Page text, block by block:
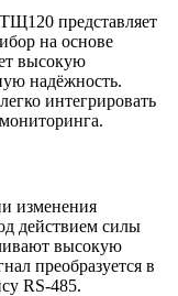
представляет
на основе
высокую
надёжность.
интегрировать
изменения
действием силы
высокую
преобразуется в
RS-485.